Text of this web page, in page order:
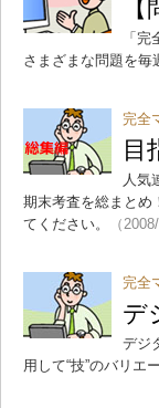
「
さまざまな問題を毎
完全
目
人気
期末考査を総まとめ
てください。
（
完全
デ
デジ
用して“技”のバリエ